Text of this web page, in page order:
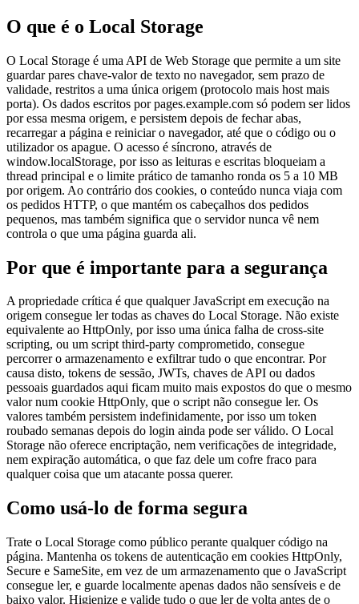
O que é o Local Storage
O Local Storage é uma API de Web Storage que permite a um site
guardar pares chave-valor de texto no navegador, sem prazo de
validade, restritos a uma única origem (protocolo mais host mais
porta). Os dados escritos por pages.example.com só podem ser lidos
por essa mesma origem, e persistem depois de fechar abas,
recarregar a página e reiniciar o navegador, até que o código ou o
utilizador os apague. O acesso é síncrono, através de
window.localStorage, por isso as leituras e escritas bloqueiam a
thread principal e o limite prático de tamanho ronda os 5 a 10 MB
por origem. Ao contrário dos cookies, o conteúdo nunca viaja com
os pedidos HTTP, o que mantém os cabeçalhos dos pedidos
pequenos, mas também significa que o servidor nunca vê nem
controla o que uma página guarda ali.
Por que é importante para a segurança
A propriedade crítica é que qualquer JavaScript em execução na
origem consegue ler todas as chaves do Local Storage. Não existe
equivalente ao HttpOnly, por isso uma única falha de cross-site
scripting, ou um script third-party comprometido, consegue
percorrer o armazenamento e exfiltrar tudo o que encontrar. Por
causa disto, tokens de sessão, JWTs, chaves de API ou dados
pessoais guardados aqui ficam muito mais expostos do que o mesmo
valor num cookie HttpOnly, que o script não consegue ler. Os
valores também persistem indefinidamente, por isso um token
roubado semanas depois do login ainda pode ser válido. O Local
Storage não oferece encriptação, nem verificações de integridade,
nem expiração automática, o que faz dele um cofre fraco para
qualquer coisa que um atacante possa querer.
Como usá-lo de forma segura
Trate o Local Storage como público perante qualquer código na
página. Mantenha os tokens de autenticação em cookies HttpOnly,
Secure e SameSite, em vez de um armazenamento que o JavaScript
consegue ler, e guarde localmente apenas dados não sensíveis e de
baixo valor. Higienize e valide tudo o que ler de volta antes de o